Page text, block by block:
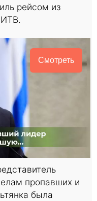
рейсом из
Смотреть
пропавших и
была